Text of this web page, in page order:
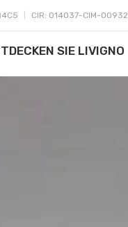
CIR: 014037-CIM-00932
SIE LIVIGNO